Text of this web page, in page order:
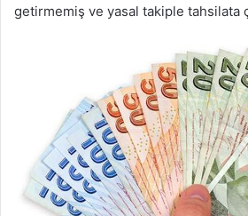
getirmemiş ve yasal takiple tahsilata